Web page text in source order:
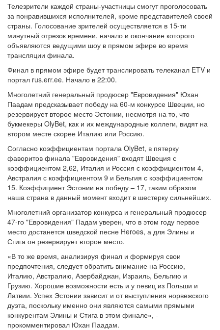
Телезрители каждой страны-участницы смогут проголосовать
за понравившихся исполнителей, кроме представителей своей
страны. Голосование зрителей осуществляется в 15-ти
минутный отрезок времени, начало и окончание которого
объявляются ведущими шоу в прямом эфире во время
трансляции финала.
Финал в прямом эфире будет транслировать телеканал ETV и
портал rus.err.ee. Начало в 22:00.
Многолетний генеральный продюсер "Евровидения" Юхан
Паадам предсказывает победу на 60-м конкурсе Швеции, но
резервирует второе место Эстонии, несмотря на то, что
букмекеры OlyBet, как и их международные коллеги, видят на
втором месте скорее Италию или Россию.
Согласно коэффициентам портала OlyBet, в пятерку
фаворитов финала "Евровидения" входят Швеция с
коэффициентом 2,62, Италия и Россия с коэффициентом 4,
Австралия с коэффициентом 9 и Бельгия с коэффициентом
15. Коэффициент Эстонии на победу – 17, таким образом
наша страна в данный момент входит в шестерку сильнейших.
Многолетний организатор конкурса и генеральный продюсер
47-го "Евровидения" Падам уверен, что в этом году первое
место достанется шведской песне Heroes, а для Элины и
Стига он резервирует второе место.
«В то же время, анализируя финал и формируя свои
предпочтения, следует обратить внимание на Россию,
Италию, Австралию, Азербайджан, Израиль, Бельгию и
Грузию. Хорошие возможности есть и у певиц из Польши и
Латвии. Успех Эстонии зависит и от выступления норвежского
дуэта, поскольку именно они являются самыми прямыми
конкурентам Элины и Стига в этом финале», -
прокомментировал Юхан Паадам.